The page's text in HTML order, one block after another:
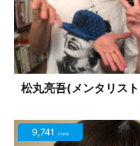
松丸亮吾(メンタリス
9,741 view